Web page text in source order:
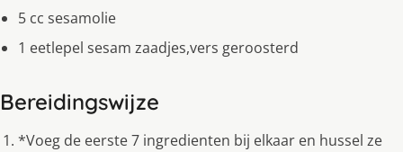
5 cc sesamolie
1 eetlepel sesam zaadjes,vers geroosterd
Bereidingswijze
*Voeg de eerste 7 ingredienten bij elkaar en hussel ze